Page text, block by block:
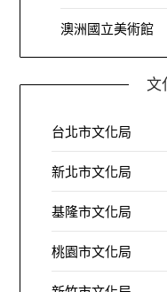
澳洲國立美術館
文
台北市文化局
新北市文化局
基隆市文化局
桃園市文化局